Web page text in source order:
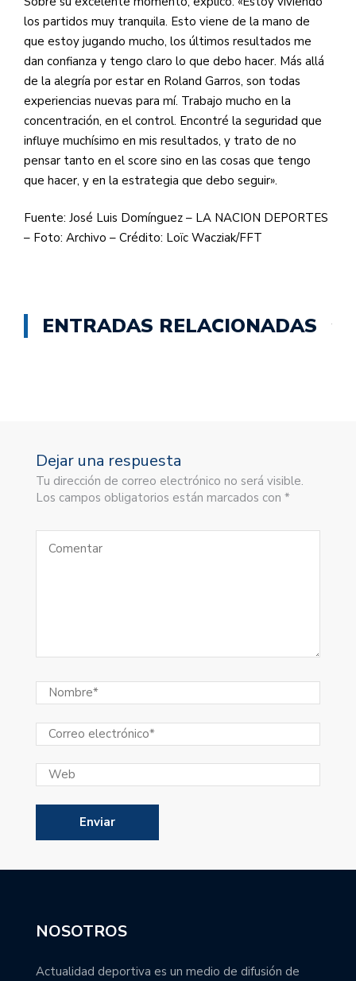
los partidos muy tranquila. Esto viene de la mano de
que estoy jugando mucho, los últimos resultados me
dan confianza y tengo claro lo que debo hacer. Más allá
de la alegría por estar en Roland Garros, son todas
experiencias nuevas para mí. Trabajo mucho en la
concentración, en el control. Encontré la seguridad que
influye muchísimo en mis resultados, y trato de no
pensar tanto en el score sino en las cosas que tengo
que hacer, y en la estrategia que debo seguir».
Fuente: José Luis Domínguez – LA NACION DEPORTES
– Foto: Archivo – Crédito: Loïc Wacziak/FFT
ENTRADAS RELACIONADAS
Dejar una respuesta
Tu dirección de correo electrónico no será visible.
Los campos obligatorios están marcados con *
NOSOTROS
Actualidad deportiva es un medio de difusión de